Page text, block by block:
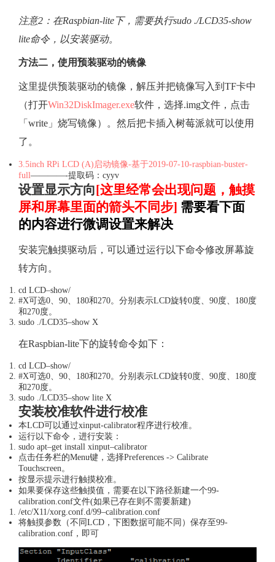
注意2：在Raspbian-lite下，需要执行sudo ./LCD35-show
lite命令，以安装驱动。
方法二，使用预装驱动的镜像
这里提供预装驱动的镜像，解压并把镜像写入到TF卡中
（打开Win32DiskImager.exe软件，选择.img文件，点击
「write」烧写镜像）。然后把卡插入树莓派就可以使用
了。
3.5inch RPi LCD (A)启动镜像-基于2019-07-10-raspbian-buster-
full————-提取码：cyyv
设置显示方向[这里经常会出现问题，触摸
屏和屏幕里面的箭头不同步] 需要看下面
的内容进行微调设置来解决
安装完触摸驱动后，可以通过运行以下命令修改屏幕旋
转方向。
cd LCD–show/
#X可选0、90、180和270。分别表示LCD旋转0度、90度、180度
和270度。
sudo /LCD35–show X
在Raspbian-lite下的旋转命令如下：
cd LCD–show/
#X可选0、90、180和270。分别表示LCD旋转0度、90度、180度
和270度。
sudo ./LCD35–show lite X
安装校准软件进行校准
本LCD可以通过xinput-calibrator程序进行校准。
运行以下命令，进行安装：
sudo apt–get install xinput–calibrator
点击任务栏的Menu键，选择Preferences -> Calibrate
Touchscreen。
按显示提示进行触摸校准。
如果要保存这些触摸值，需要在以下路径新建一个99-
calibration.conf文件(如果已存在则不需要新建)
/etc/X11/xorg.conf.d/99–calibration.conf
将触摸参数（不同LCD，下图数据可能不同）保存至99-
calibration.conf，即可